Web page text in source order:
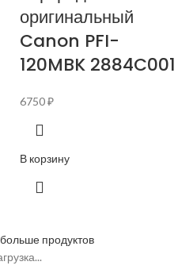
оригинальный
Canon PFI-
120MBK 2884C001
6750₽
В корзину
продуктов